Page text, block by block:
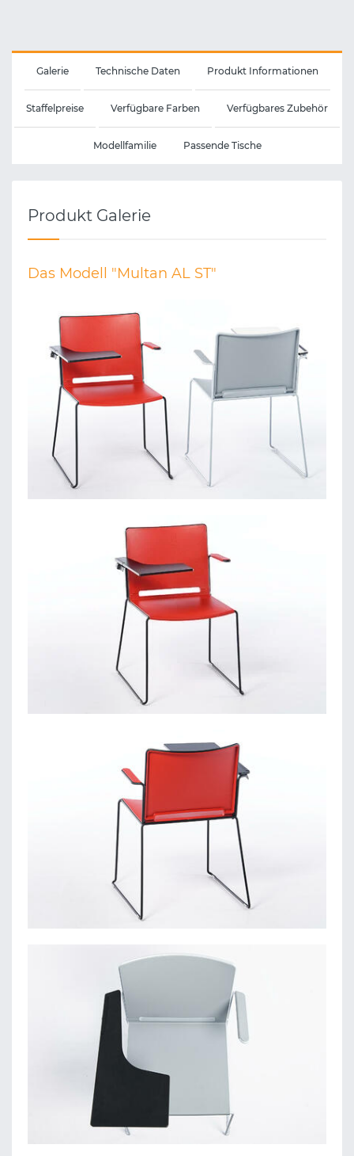
Galerie Technische Daten Produkt Informationen
Staffelpreise Verfügbare Farben Verfügbares Zubehör
Modellfamilie Passende Tische
Produkt Galerie
Das Modell "Multan AL ST"